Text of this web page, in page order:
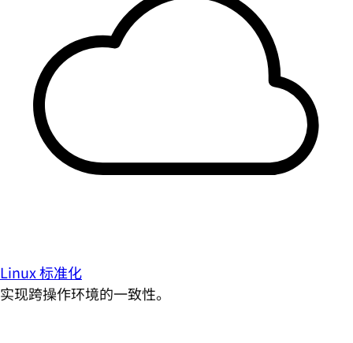
Linux 标准化
实现跨操作环境的一致性。